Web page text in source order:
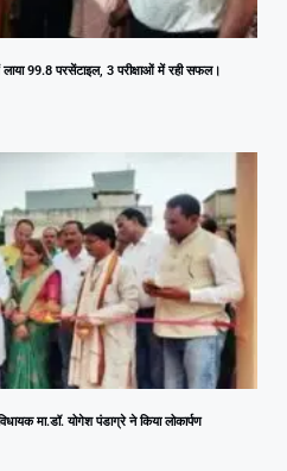
लाया 99.8 परसेंटाइल, 3 परीक्षाओं में रही सफल।
मा.डॉ. योगेश पंडाग्रे ने किया लोकार्पण